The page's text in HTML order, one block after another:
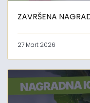
ZAVRŠENA
27 Mart 2026